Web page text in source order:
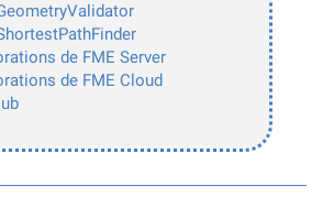
de FME Server
de FME Cloud